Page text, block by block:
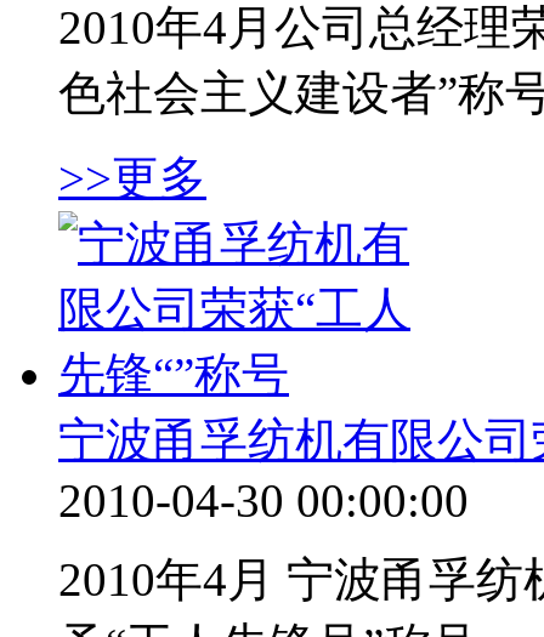
2010年4月公司总经理
色社会主义建设者”称
>>更多
宁波甬孚纺机有限公
2010-04-30 00:00:00
2010年4月 宁波甬孚